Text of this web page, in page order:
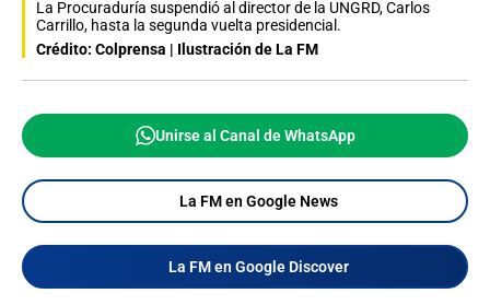
La Procuraduría suspendió al director de la UNGRD, Carlos
Carrillo, hasta la segunda vuelta presidencial.
Crédito: Colprensa | Ilustración de La FM
Unirse al Canal de WhatsApp
La FM en Google News
La FM en Google Discover